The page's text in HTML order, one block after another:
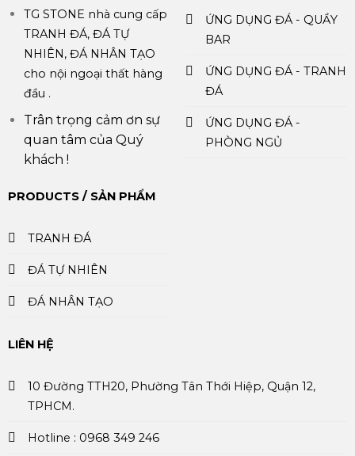
TG STONE nhà cung cấp
TRANH ĐÁ, ĐÁ TỰ
NHIÊN, ĐÁ NHÂN TẠO
cho nội ngoại thất hàng
đầu .
Trân trọng cảm ơn sự
quan tâm của Quý
khách !
ỨNG DỤNG ĐÁ - QUẦY
BAR
ỨNG DỤNG ĐÁ - TRANH
ĐÁ
ỨNG DỤNG ĐÁ -
PHÒNG NGỦ
PRODUCTS / SẢN PHẨM
TRANH ĐÁ
ĐÁ TỰ NHIÊN
ĐÁ NHÂN TẠO
LIÊN HỆ
10 Đường TTH20, Phường Tân Thới Hiệp, Quận 12,
TPHCM.
Hotline : 0968 349 246